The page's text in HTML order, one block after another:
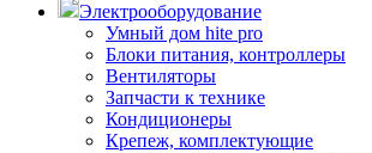
Электрооборудование
Умный дом hite pro
Блоки питания, контроллеры
Вентиляторы
Запчасти к технике
Кондиционеры
Крепеж, комплектующие